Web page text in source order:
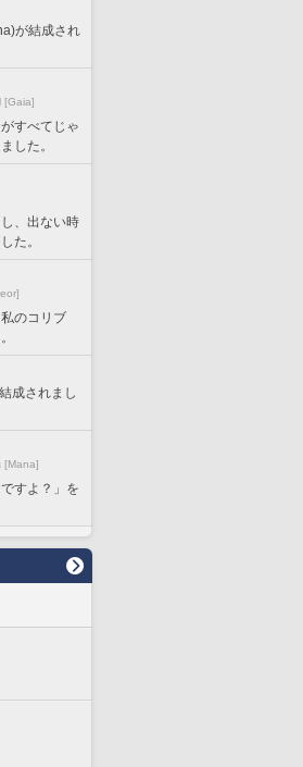
が結成され
[Gaia]
すべてじゃ
した。
し、出ない時
た。
私のコリブ
成されまし
[Mana]
すよ？」を